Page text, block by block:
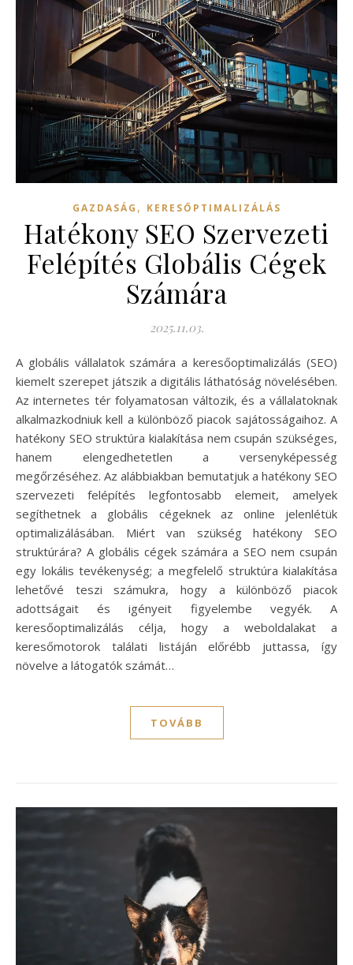
GAZDASÁG , KERESŐPTIMALIZÁLÁS
Hatékony SEO Szervezeti
Felépítés Globális Cégek
Számára
2025.11.03.
A globális vállalatok számára a keresőoptimalizálás (SEO)
kiemelt szerepet játszik a digitális láthatóság növelésében.
Az internetes tér folyamatosan változik, és a vállalatoknak
alkalmazkodniuk kell a különböző piacok sajátosságaihoz. A
hatékony SEO struktúra kialakítása nem csupán szükséges,
hanem elengedhetetlen a versenyképesség
megőrzéséhez. Az alábbiakban bemutatjuk a hatékony SEO
szervezeti felépítés legfontosabb elemeit, amelyek
segíthetnek a globális cégeknek az online jelenlétük
optimalizálásában. Miért van szükség hatékony SEO
struktúrára? A globális cégek számára a SEO nem csupán
egy lokális tevékenység; a megfelelő struktúra kialakítása
lehetővé teszi számukra, hogy a különböző piacok
adottságait és igényeit figyelembe vegyék. A
keresőoptimalizálás célja, hogy a weboldalakat a
keresőmotorok találati listáján előrébb juttassa, így
növelve a látogatók számát…
TOVÁBB